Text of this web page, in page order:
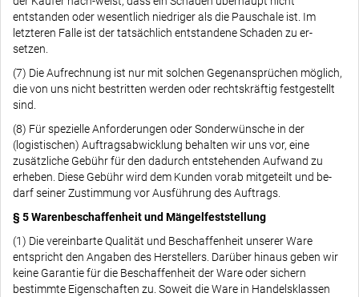
entstanden oder wesentlich niedriger als die Pauschale ist. Im
letzteren Falle ist der tatsächlich entstandene Schaden zu er-
setzen.
(7) Die Aufrechnung ist nur mit solchen Gegenansprüchen möglich,
die von uns nicht bestritten werden oder rechtskräftig festgestellt
sind.
(8) Für spezielle Anforderungen oder Sonderwünsche in der
(logistischen) Auftragsabwicklung behalten wir uns vor, eine
zusätzliche Gebühr für den dadurch entstehenden Aufwand zu
erheben. Diese Gebühr wird dem Kunden vorab mitgeteilt und be-
darf seiner Zustimmung vor Ausführung des Auftrags.
§ 5 Warenbeschaffenheit und Mängelfeststellung
(1) Die vereinbarte Qualität und Beschaffenheit unserer Ware
entspricht den Angaben des Herstellers. Darüber hinaus geben wir
keine Garantie für die Beschaffenheit der Ware oder sichern
bestimmte Eigenschaften zu. Soweit die Ware in Handelsklassen